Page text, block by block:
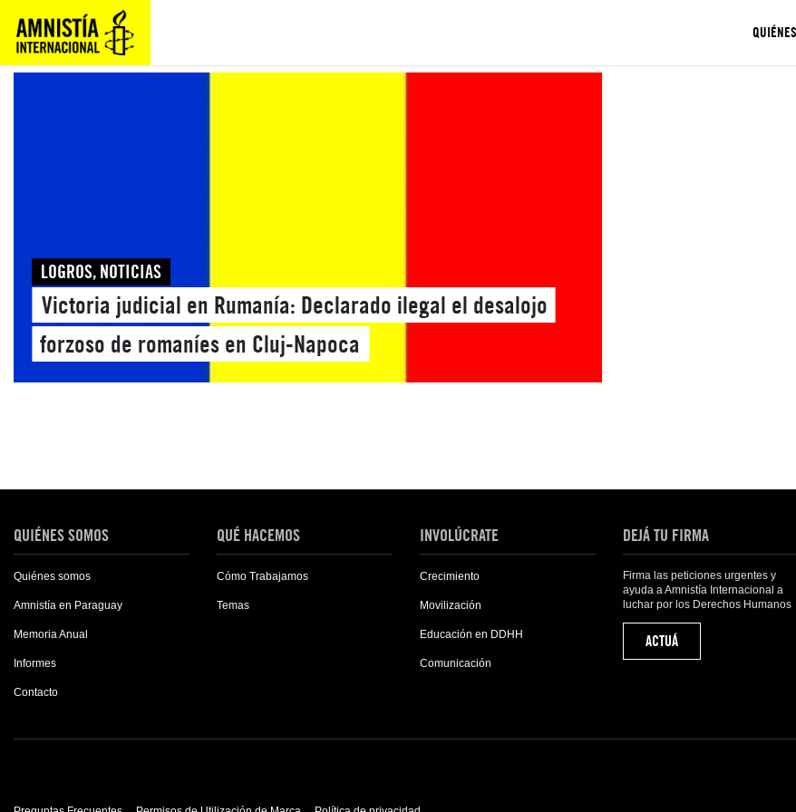
LOGROS, NOTICIAS
Victoria judicial en Rumanía: Declarado ilegal el desalojo
forzoso de romaníes en Cluj-Napoca
QUIÉNES SOMOS
Quiénes somos
Amnistía en Paraguay
Memoria Anual
Informes
Contacto
QUÉ HACEMOS
Cómo Trabajamos
Temas
INVOLÚCRATE
Crecimiento
Movilización
Educación en DDHH
Comunicación
DEJÁ TU FIRMA
Firma las peticiones urgentes y
ayuda a Amnistía Internacional a
luchar por los Derechos Humanos
ACTUÁ